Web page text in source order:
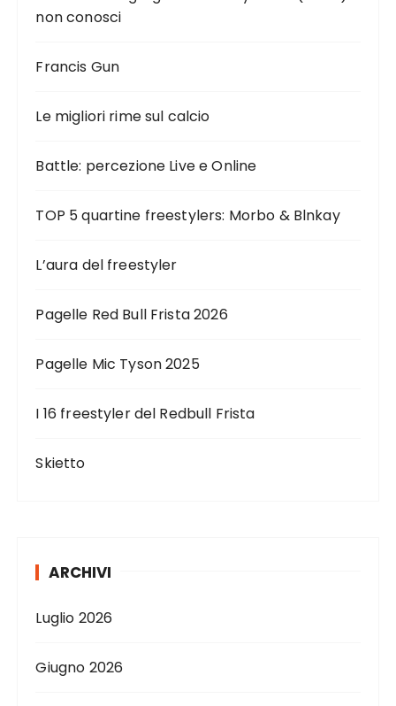
non conosci
Francis Gun
Le migliori rime sul calcio
Battle: percezione Live e Online
TOP 5 quartine freestylers: Morbo & Blnkay
L’aura del freestyler
Pagelle Red Bull Frista 2026
Pagelle Mic Tyson 2025
I 16 freestyler del Redbull Frista
Skietto
ARCHIVI
Luglio 2026
Giugno 2026